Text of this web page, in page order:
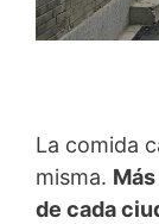
La comida
misma.
de cada